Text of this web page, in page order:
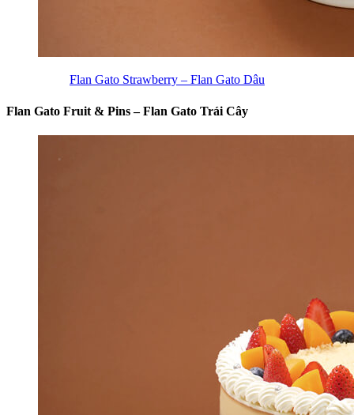
Flan Gato Strawberry – Flan Gato Dâu
Flan Gato Fruit & Pins – Flan Gato Trái Cây